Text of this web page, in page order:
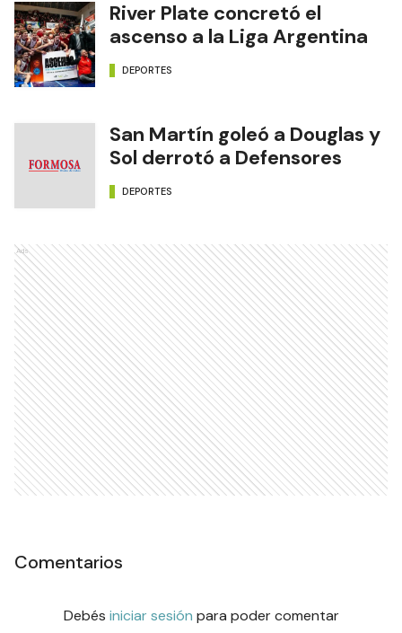
River Plate concretó el
ascenso a la Liga Argentina
DEPORTES
San Martín goleó a Douglas y
Sol derrotó a Defensores
DEPORTES
Ads
Comentarios
Debés iniciar sesión para poder comentar